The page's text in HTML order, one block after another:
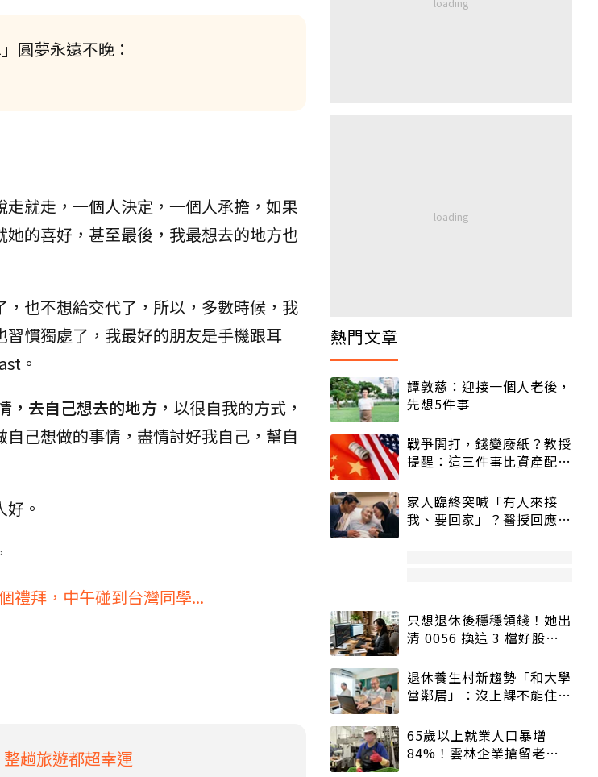
圓夢永遠不晚：
就走，一個人決定，一個人承擔，如果
的喜好，甚至最後，我最想去的地方也
也不想給交代了，所以，多數時候，我
慣獨處了，我最好的朋友是手機跟耳
。
，去自己想去的地方 ，以很自我的方式，
己想做的事情，盡情討好我自己，幫自
。
禮拜，中午碰到台灣同學...
趟旅遊都超幸運
熱門文章
譚敦慈：迎接一個人老後，
先想5件事
戰爭開打，錢變廢紙？教授
提醒：這三件事比資產配置
家人臨終突喊「有人來接
我、要回家」？醫授回應方
只想退休後穩穩領錢！她出
清 0056 換這 3 檔好股：
退休養生村新趨勢「和大學
當鄰居」：沒上課不能住、
65歲以上就業人口暴增
84%！雲林企業搶留老員